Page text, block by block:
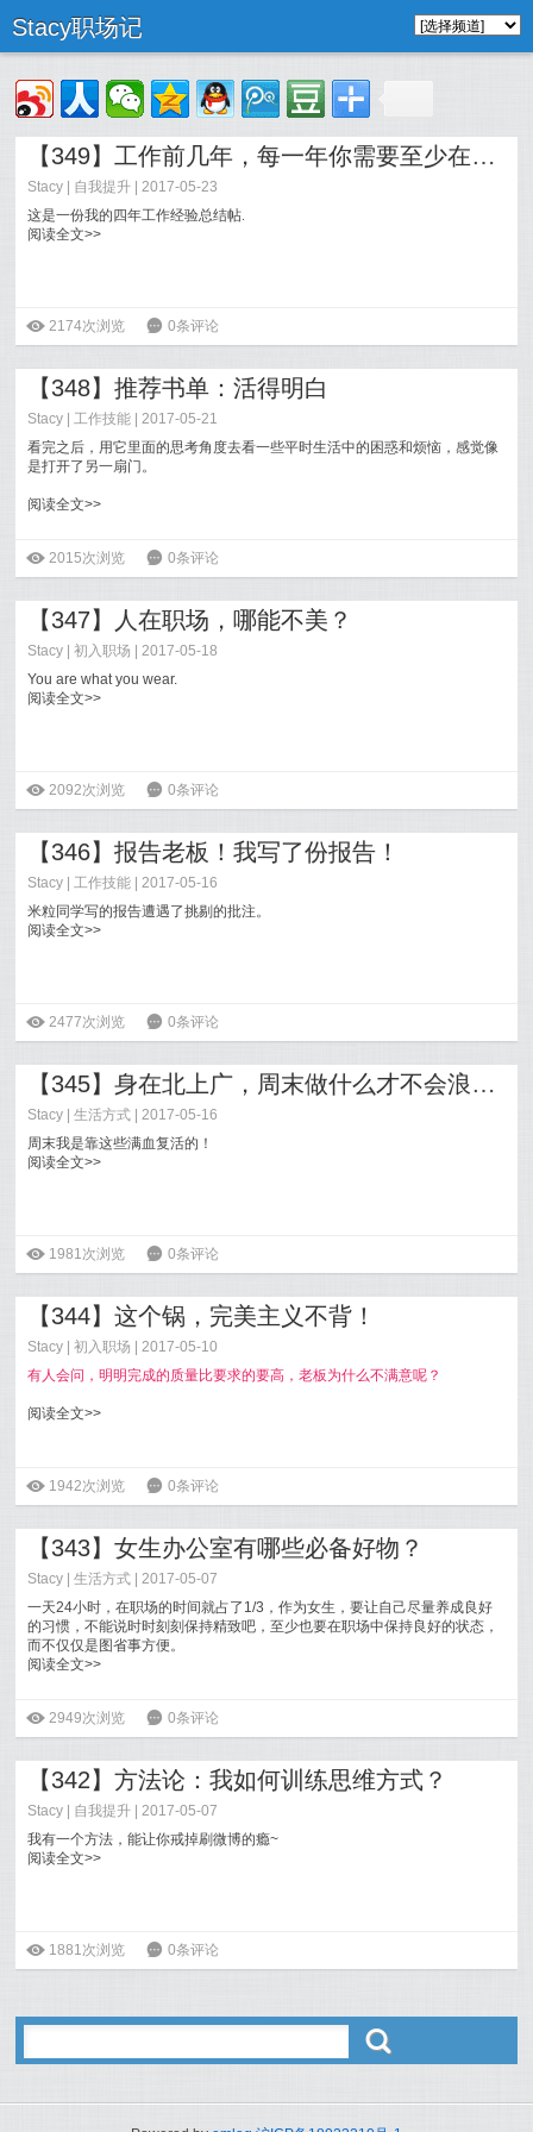
Stacy职场记
【349】工作前几年，每一年你需要至少在怎样的水平才不会被干掉？
Stacy 自我提升 | 2017-05-23
这是一份我的四年工作经验总结帖.
阅读全文>>
ė 2174次浏览 6 0条评论
【348】推荐书单：活得明白
Stacy |工作技能 | 2017-05-21
看完之后，用它里面的思考角度去看一些平时生活中的困惑和烦恼，感觉像
是打开了另一扇门。
阅读全文>>
ė 2015次浏览 6 0条评论
【347】人在职场，哪能不美？
Stacy |初入职场
| 2017-05-18
You are what you wear.
阅读全文>>
ė 2092次浏览 6 0条评论
【346】报告老板！我写了份报告！
Stacy |工作技能 | 2017-05-16
米粒同学写的报告遭遇了挑剔的批注。
阅读全文>>
ė 2477次浏览 6 0条评论
【345】身在北上广，周末做什么才不会浪费？
Stacy |生活方式 | 2017-05-16
周末我是靠这些满血复活的！
阅读全文>>
ė 1981次浏览 6 0条评论
【344】这个锅，完美主义不背！
Stacy |初入职场
| 2017-05-10
有人会问，明明完成的质量比要求的要高，老板为什么不满意呢？
阅读全文>>
ė 1942次浏览 6 0条评论
【343】女生办公室有哪些必备好物？
Stacy |生活方式 | 2017-05-07
一天24小时，在职场的时间就占了1/3，作为女生，要让自己尽量养成良好
的习惯，不能说时时刻刻保持精致吧，至少也要在职场中保持良好的状态，
而不仅仅是图省事方便。
阅读全文>>
ė 2949次浏览 6 0条评论
【342】方法论：我如何训练思维方式？
Stacy 自我提升 | 2017-05-07
我有一个方法，能让你戒掉刷微博的瘾~
阅读全文>>
ė 1881次浏览 6 0条评论
ő